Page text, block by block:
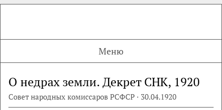
Меню
О недрах земли. Декрет СНК, 1920
Совет народных комиссаров РСФСР · 30.04.1920